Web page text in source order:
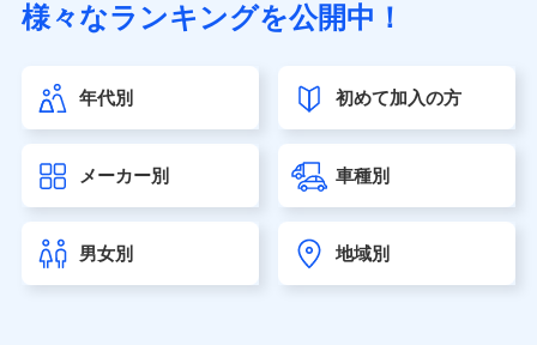
（https://www.sonylife.co.jp）
第一ネオ生命保険株式会社（https://neofirst.co.jp/）
大樹生命保険株式会社（https://www.taiju-life.co.jp）
seimei.co.jp）
チューリッヒ生命保険株式会社
東京海上日動あんしん生命保険株式会社
（https://www.tmn-anshin.co.jp/）
様々なランキングを公開中！
年代別 初めて加入の方
メーカー別 車種別
男女別 地域別